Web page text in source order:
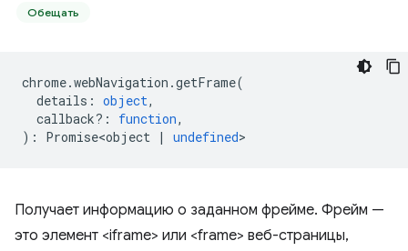
Обещать
chrome.webNavigation .getFrame(
details : object,
callback? : function,
) : Promise<object | undefined>
Получает информацию о заданном фрейме. Фрейм —
это элемент <iframe> или <frame> веб-страницы,